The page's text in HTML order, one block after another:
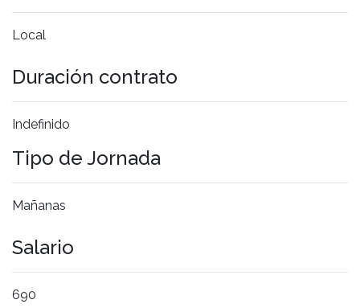
Local
Duración contrato
Indefinido
Tipo de Jornada
Mañanas
Salario
690